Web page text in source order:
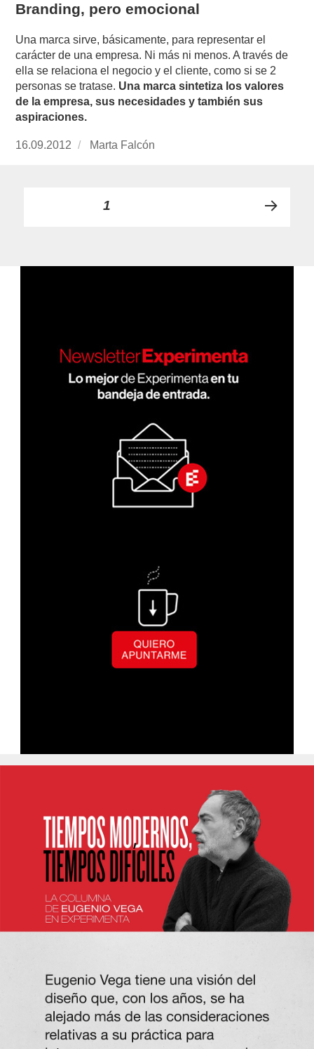
Branding, pero emocional
Una marca sirve, básicamente, para representar el
carácter de una empresa. Ni más ni menos. A través de
ella se relaciona el negocio y el cliente, como si se 2
personas se tratase. Una marca sintetiza los valores
de la empresa, sus necesidades y también sus
aspiraciones.
Publicado
16.09.2012 https://www.experimenta.es/author/
Marta Falcón
Paginación
entradas
PÁGINA1